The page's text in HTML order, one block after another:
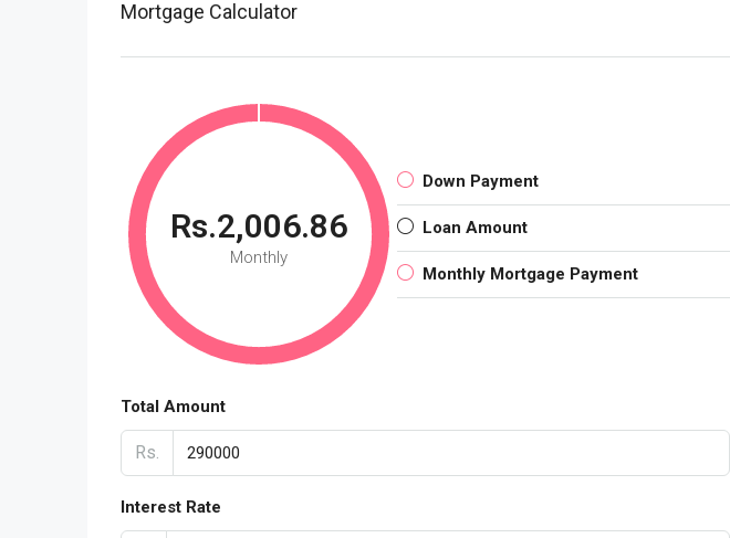
Mortgage Calculator
Rs.2,006.86
Monthly
Down Payment
Loan Amount
Monthly Mortgage Payment
Total Amount
Rs.
Interest Rate